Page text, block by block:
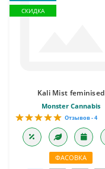
СКИДКА
Kali Mist feminised
Monster Cannabis
Отзывов - 4
ФАСОВКА